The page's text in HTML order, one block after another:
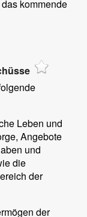
kommende
Leben und
Angebote
und
die
der
der